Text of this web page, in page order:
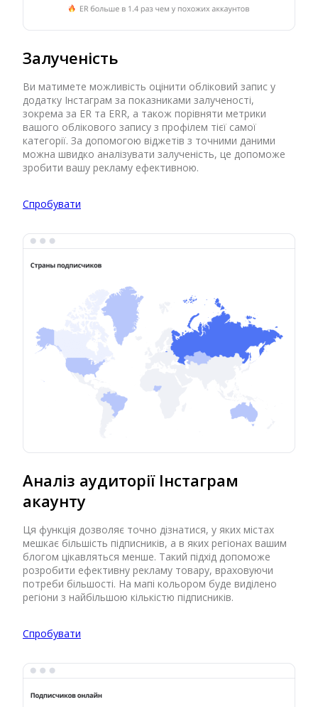
Залученість
Ви матимете можливість оцінити обліковий запис у
додатку Інстаграм за показниками залученості,
зокрема за ER та ERR, а також порівняти метрики
вашого облікового запису з профілем тієї самої
категорії. За допомогою віджетів з точними даними
можна швидко аналізувати залученість, це допоможе
зробити вашу рекламу ефективною.
Спробувати
Аналіз аудиторії Інстаграм
акаунту
Ця функція дозволяє точно дізнатися, у яких містах
мешкає більшість підписників, а в яких регіонах вашим
блогом цікавляться менше. Такий підхід допоможе
розробити ефективну рекламу товару, враховуючи
потреби більшості. На мапі кольором буде виділено
регіони з найбільшою кількістю підписників.
Спробувати